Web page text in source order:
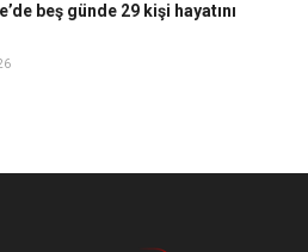
beş günde 29 kişi hayatını